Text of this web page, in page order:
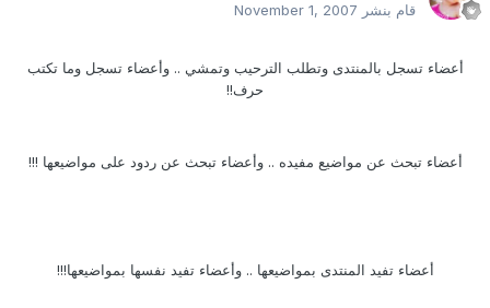
قام بنشر November 1, 2007
أعضاء تسجل بالمنتدى وتطلب الترحيب وتمشي .. وأعضاء تسجل وما تكتب
حرف!!
أعضاء تبحث عن مواضيع مفيده .. وأعضاء تبحث عن ردود على مواضيعها !!!
أعضاء تفيد المنتدى بمواضيعها .. وأعضاء تفيد نفسها بمواضيعها!!!